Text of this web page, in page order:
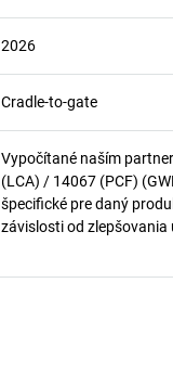
2026
Cradle-to-gate
Vypočítané naším
(LCA) / 14067 (PCF)
špecifické pre daný
závislosti od zlepšovania